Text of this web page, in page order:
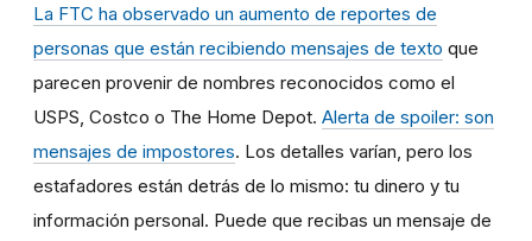
La FTC ha observado un aumento de reportes de
personas que están recibiendo mensajes de texto que
parecen provenir de nombres reconocidos como el
USPS, Costco o The Home Depot. Alerta de spoiler: son
mensajes de impostores. Los detalles varían, pero los
estafadores están detrás de lo mismo: tu dinero y tu
información personal. Puede que recibas un mensaje de